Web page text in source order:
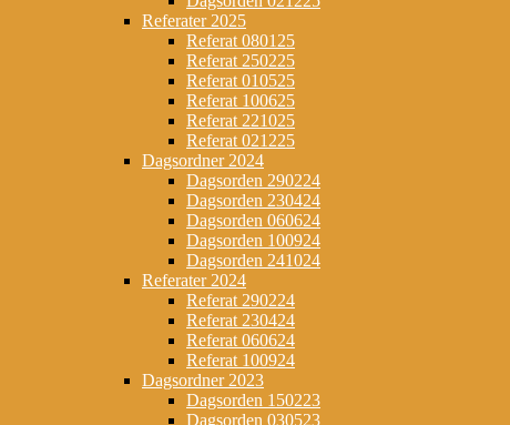
Referater 2025
Referat 080125
Referat 250225
Referat 010525
Referat 100625
Referat 221025
Referat 021225
Dagsordner 2024
Dagsorden 290224
Dagsorden 230424
Dagsorden 060624
Dagsorden 100924
Dagsorden 241024
Referater 2024
Referat 290224
Referat 230424
Referat 060624
Referat 100924
Dagsordner 2023
Dagsorden 150223
Dagsorden 030523